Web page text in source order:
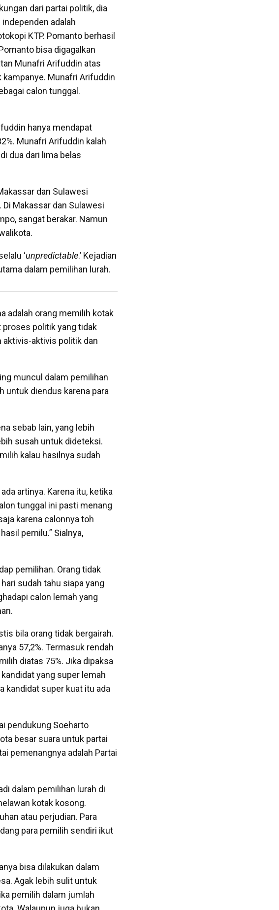
dari partai politik, dia
adalah
KTP. Pomanto berhasil
bisa digagalkan
Munafri Arifuddin atas
Munafri Arifuddin
calon tunggal.
hanya mendapat
Munafri Arifuddin kalah
dua dari lima belas
dan Sulawesi
Makassar dan Sulawesi
sangat berakar. Namun
‘unpredictable.’ Kejadian
dalam pemilihan lurah.
adalah orang memilih kotak
proses politik yang tidak
aktivis-aktivis politik dan
muncul dalam pemilihan
untuk diendus karena para
sebab lain, yang lebih
susah untuk dideteksi.
kalau hasilnya sudah
artinya. Karena itu, ketika
tunggal ini pasti menang
karena calonnya toh
pemilu.” Sialnya,
pemilihan. Orang tidak
sudah tahu siapa yang
calon lemah yang
bila orang tidak bergairah.
57,2%. Termasuk rendah
diatas 75%. Jika dipaksa
yang super lemah
kandidat super kuat itu ada
pendukung Soeharto
besar suara untuk partai
pemenangnya adalah Partai
dalam pemilihan lurah di
kotak kosong.
atau perjudian. Para
para pemilih sendiri ikut
bisa dilakukan dalam
Agak lebih sulit untuk
pemilih dalam jumlah